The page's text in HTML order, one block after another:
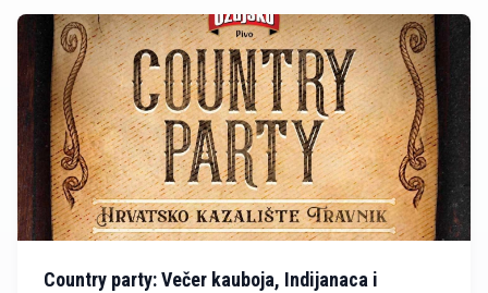
Country party: Večer kauboja, Indijanaca i